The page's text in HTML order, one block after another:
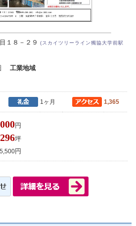
１８－２９(スカイツリーライン獨協大学前駅
圏工業地域
1ヶ月 1,365
円
296坪
5,500円